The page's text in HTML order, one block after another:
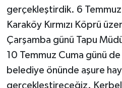
gerçekleştirdik. 6
Karaköy Kırmızı Köprü
Çarşamba günü Tapu
10 Temmuz Cuma günü
belediye önünde aşure
gerçekleştireceğiz.